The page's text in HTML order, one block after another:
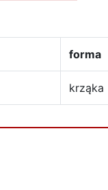
forma
krząka